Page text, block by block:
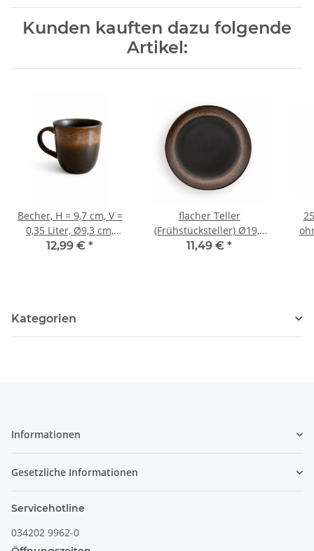
Kunden kauften dazu folgende
Artikel:
Becher, H = 9,7 cm, V =
0,35 Liter, Ø9,3 cm,
Dekor ZACIEK
12,99 € *
flacher Teller
(Frühstücksteller) Ø19,5
cm H=2,4 cm Dekor
11,49 € *
Kategorien
Informationen
Gesetzliche Informationen
Servicehotline
034202 9962-0